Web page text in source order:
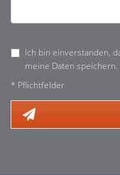
Ich bin einverstanden,
meine Daten
* Pflichtfelder